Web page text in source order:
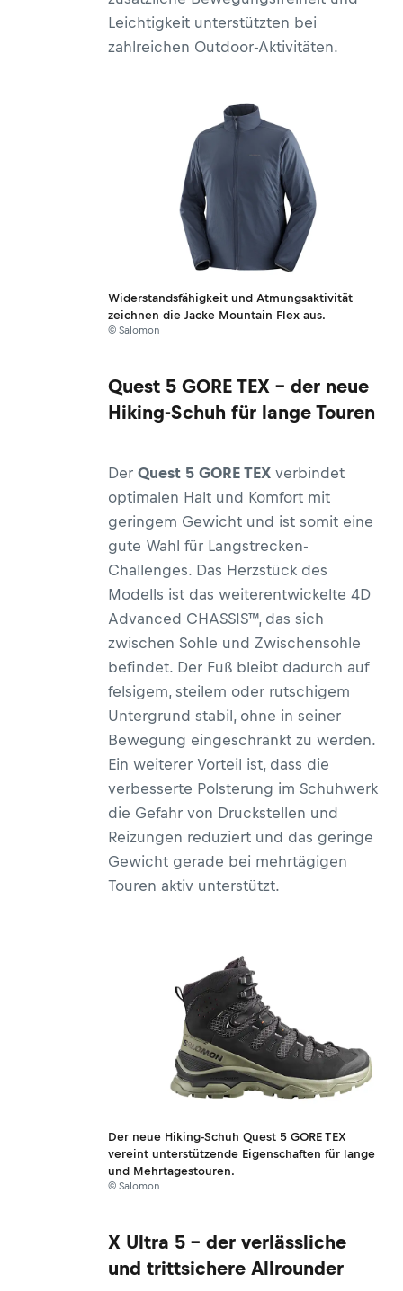
Leichtigkeit unterstützten bei
zahlreichen Outdoor-Aktivitäten.
Widerstandsfähigkeit und Atmungsaktivität
zeichnen die Jacke Mountain Flex aus.
© Salomon
Quest 5 GORE TEX – der neue
Hiking-Schuh für lange Touren
Der Quest 5 GORE TEX verbindet
optimalen Halt und Komfort mit
geringem Gewicht und ist somit eine
gute Wahl für Langstrecken-
Challenges. Das Herzstück des
Modells ist das weiterentwickelte 4D
Advanced CHASSIS™, das sich
zwischen Sohle und Zwischensohle
befindet. Der Fuß bleibt dadurch auf
felsigem, steilem oder rutschigem
Untergrund stabil, ohne in seiner
Bewegung eingeschränkt zu werden.
Ein weiterer Vorteil ist, dass die
verbesserte Polsterung im Schuhwerk
die Gefahr von Druckstellen und
Reizungen reduziert und das geringe
Gewicht gerade bei mehrtägigen
Touren aktiv unterstützt.
Der neue Hiking-Schuh Quest 5 GORE TEX
vereint unterstützende Eigenschaften für lange
und Mehrtagestouren.
© Salomon
X Ultra 5 – der verlässliche
und trittsichere Allrounder